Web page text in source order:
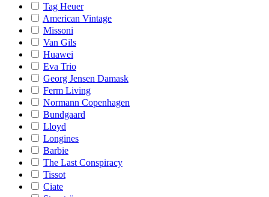
Tag Heuer
American Vintage
Missoni
Van Gils
Huawei
Eva Trio
Georg Jensen Damask
Ferm Living
Normann Copenhagen
Bundgaard
Lloyd
Longines
Barbie
The Last Conspiracy
Tissot
Ciate